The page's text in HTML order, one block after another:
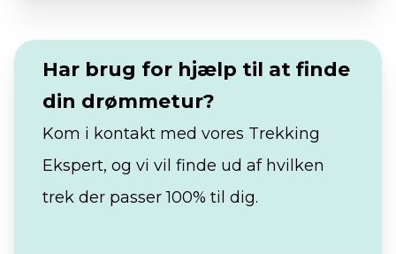
Har brug for hjælp til at finde
din drømmetur?
Kom i kontakt med vores Trekking
Ekspert, og vi vil finde ud af hvilken
trek der passer 100% til dig.